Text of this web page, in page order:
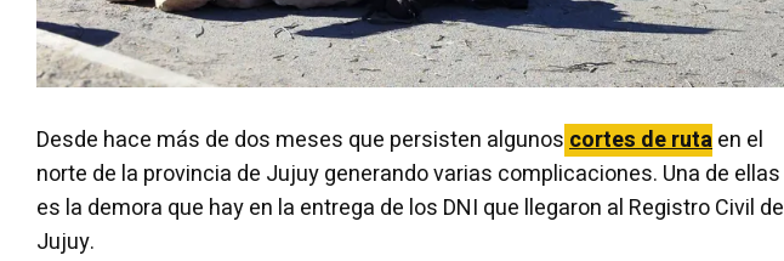
Desde hace más de dos meses que persisten algunoscortes de rutaen el
norte de la provincia de Jujuy generando varias complicaciones. Una de ellas
es la demora que hay en la entrega de los DNI que llegaron al Registro Civil de
Jujuy.